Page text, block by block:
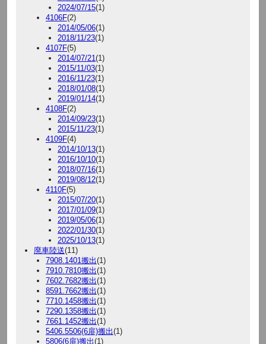
2024/07/15(1)
4106F(2)
2014/05/06(1)
2018/11/23(1)
4107F(5)
2014/07/21(1)
2015/11/03(1)
2016/11/23(1)
2018/01/08(1)
2019/01/14(1)
4108F(2)
2014/09/23(1)
2015/11/23(1)
4109F(4)
2014/10/13(1)
2016/10/10(1)
2018/07/16(1)
2019/08/12(1)
4110F(5)
2015/07/20(1)
2017/01/09(1)
2019/05/06(1)
2022/01/30(1)
2025/10/13(1)
廃車陸送(11)
7908.1401搬出(1)
7910.7810搬出(1)
7602.7682搬出(1)
8591.7662搬出(1)
7710.1458搬出(1)
7290.1358搬出(1)
7661.1452搬出(1)
5406.5506(6扉)搬出(1)
5806(6扉)搬出(1)